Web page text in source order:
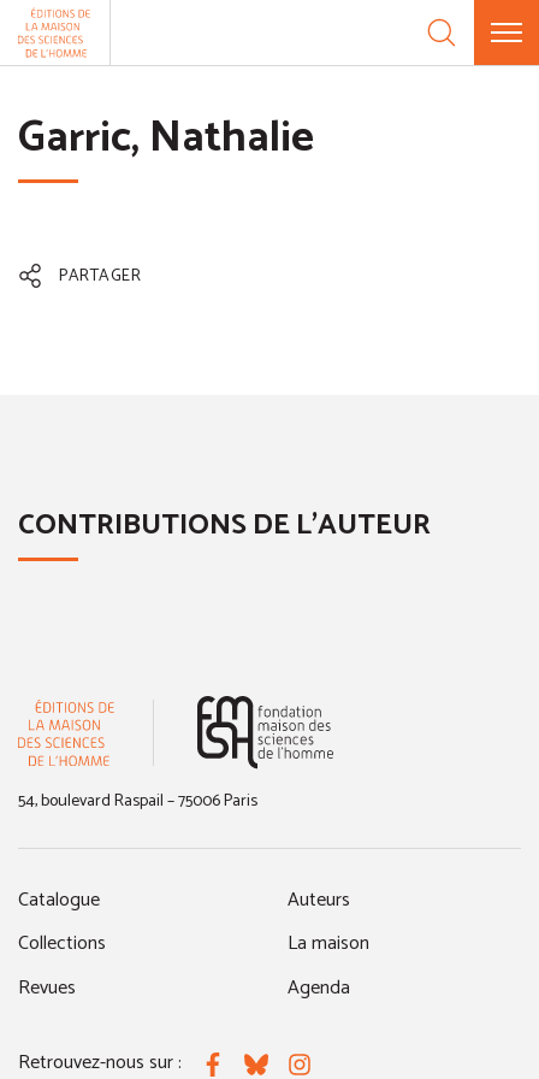
Aller au contenu
Garric, Nathalie
PARTAGER
CONTRIBUTIONS DE L'AUTEUR
54, boulevard Raspail – 75006 Paris
Catalogue
Collections
Revues
Auteurs
La maison
Agenda
Retrouvez-nous sur : FacebookBlueskyInstagram
Panneau de gestion des cookies